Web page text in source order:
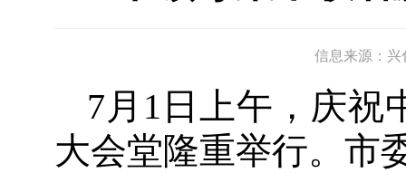
信息来源：兴
7月1日上午，庆祝
大会堂隆重举行。市